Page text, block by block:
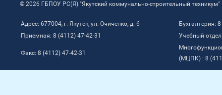
© 2026 ГБПОУ РС(Я) "Якутский коммунально-строительный техникум"
Адрес: 677004, г. Якутск, ул. Очиченко, д. 6
Бухгалтерия:
Приемная: 8 (4112) 47-42-31
Учебный
Факс: 8 (4112) 47-42-31
(МЦПК) : 8